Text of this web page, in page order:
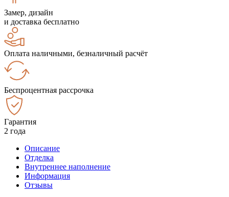
Замер, дизайн
и доставка бесплатно
Оплата наличными, безналичный расчёт
Беспроцентная рассрочка
Гарантия
2 года
Описание
Отделка
Внутреннее наполнение
Информация
Отзывы